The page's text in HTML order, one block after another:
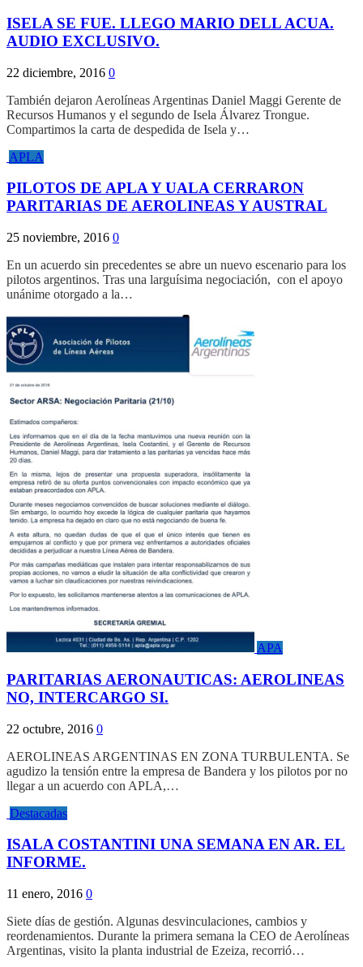
ISELA SE FUE. LLEGO MARIO DELL ACUA.
AUDIO EXCLUSIVO.
22 diciembre, 2016 0
También dejaron Aerolíneas Argentinas Daniel Maggi Gerente de
Recursos Humanos y el segundo de Isela Álvarez Trongue.
Compartimos la carta de despedida de Isela y…
APLA
PILOTOS DE APLA Y UALA CERRARON
PARITARIAS DE AEROLINEAS Y AUSTRAL
25 noviembre, 2016 0
En un acuerdo sin precedentes se abre un nuevo escenario para los
pilotos argentinos. Tras una larguísima negociación, con el apoyo
unánime otorgado a la…
APA
PARITARIAS AERONAUTICAS: AEROLINEAS
NO, INTERCARGO SI.
22 octubre, 2016 0
AEROLINEAS ARGENTINAS EN ZONA TURBULENTA. Se
agudizo la tensión entre la empresa de Bandera y los pilotos por no
llegar a un acuerdo con APLA,…
Destacadas
ISALA COSTANTINI UNA SEMANA EN AR. EL
INFORME.
11 enero, 2016 0
Siete días de gestión. Algunas desvinculaciones, cambios y
reordenamientos. Durante la primera semana la CEO de Aerolíneas
Argentinas, visito la planta industrial de Ezeiza, recorrió…